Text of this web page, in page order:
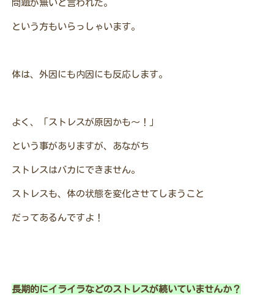
問題が無いと言われた。
という方もいらっしゃいます。
体は、外因にも内因にも反応します。
よく、「ストレスが原因かも～！」
という事がありますが、あながち
ストレスはバカにできません。
ストレスも、体の状態を変化させてしまうこと
だってあるんですよ！
長期的にイライラなどのストレスが続いていませんか？